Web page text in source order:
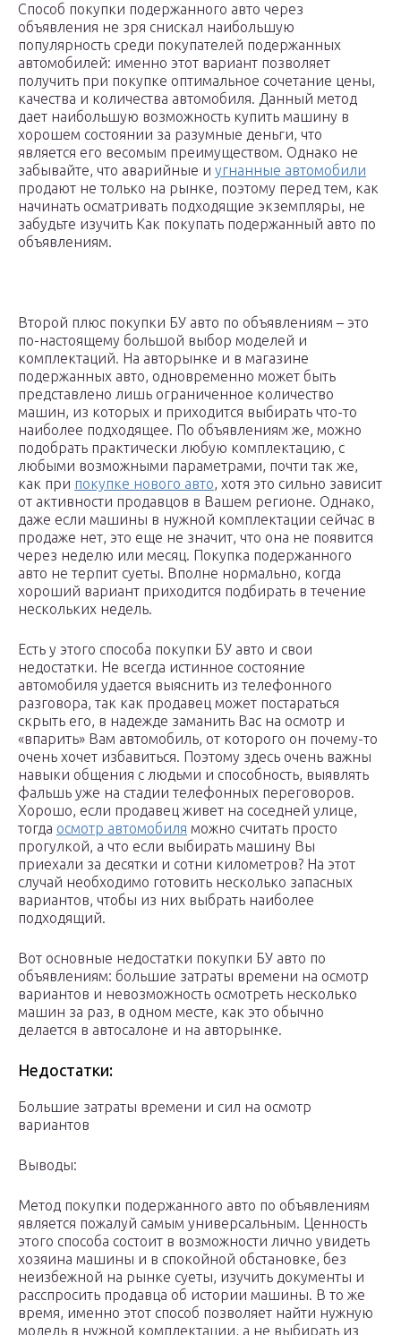
Способ покупки подержанного авто через
объявления не зря снискал наибольшую
популярность среди покупателей подержанных
автомобилей: именно этот вариант позволяет
получить при покупке оптимальное сочетание цены,
качества и количества автомобиля. Данный метод
дает наибольшую возможность купить машину в
хорошем состоянии за разумные деньги, что
является его весомым преимуществом. Однако не
забывайте, что аварийные и угнанные автомобили
продают не только на рынке, поэтому перед тем, как
начинать осматривать подходящие экземпляры, не
забудьте изучить Как покупать подержанный авто по
объявлениям.
Второй плюс покупки БУ авто по объявлениям – это
по-настоящему большой выбор моделей и
комплектаций. На авторынке и в магазине
подержанных авто, одновременно может быть
представлено лишь ограниченное количество
машин, из которых и приходится выбирать что-то
наиболее подходящее. По объявлениям же, можно
подобрать практически любую комплектацию, с
любыми возможными параметрами, почти так же,
как при покупке нового авто, хотя это сильно зависит
от активности продавцов в Вашем регионе. Однако,
даже если машины в нужной комплектации сейчас в
продаже нет, это еще не значит, что она не появится
через неделю или месяц. Покупка подержанного
авто не терпит суеты. Вполне нормально, когда
хороший вариант приходится подбирать в течение
нескольких недель.
Есть у этого способа покупки БУ авто и свои
недостатки. Не всегда истинное состояние
автомобиля удается выяснить из телефонного
разговора, так как продавец может постараться
скрыть его, в надежде заманить Вас на осмотр и
«впарить» Вам автомобиль, от которого он почему-то
очень хочет избавиться. Поэтому здесь очень важны
навыки общения с людьми и способность, выявлять
фальшь уже на стадии телефонных переговоров.
Хорошо, если продавец живет на соседней улице,
тогда осмотр автомобиля можно считать просто
прогулкой, а что если выбирать машину Вы
приехали за десятки и сотни километров? На этот
случай необходимо готовить несколько запасных
вариантов, чтобы из них выбрать наиболее
подходящий.
Вот основные недостатки покупки БУ авто по
объявлениям: большие затраты времени на осмотр
вариантов и невозможность осмотреть несколько
машин за раз, в одном месте, как это обычно
делается в автосалоне и на авторынке.
Недостатки:
Большие затраты времени и сил на осмотр
вариантов
Выводы:
Метод покупки подержанного авто по объявлениям
является пожалуй самым универсальным. Ценность
этого способа состоит в возможности лично увидеть
хозяина машины и в спокойной обстановке, без
неизбежной на рынке суеты, изучить документы и
расспросить продавца об истории машины. В то же
время, именно этот способ позволяет найти нужную
модель в нужной комплектации, а не выбирать из